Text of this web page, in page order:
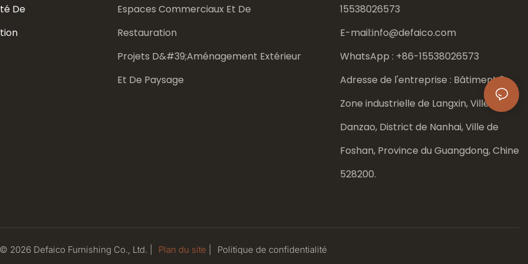
De
Espaces Commerciaux Et De
Restauration
Projets D&#39;aménagement Extérieur
Et De Paysage
15538026573
E-mail:info@defaico.com
WhatsApp : +86-15538026573
Adresse de l'entreprise : Bâtiment 8,
Zone industrielle de Langxin, Ville de
Danzao, District de Nanhai, Ville de
Foshan, Province du Guangdong, Chine
528200.
2026 Defaico Furnishing Co., Ltd. | Plan du site Politique de confidentialité